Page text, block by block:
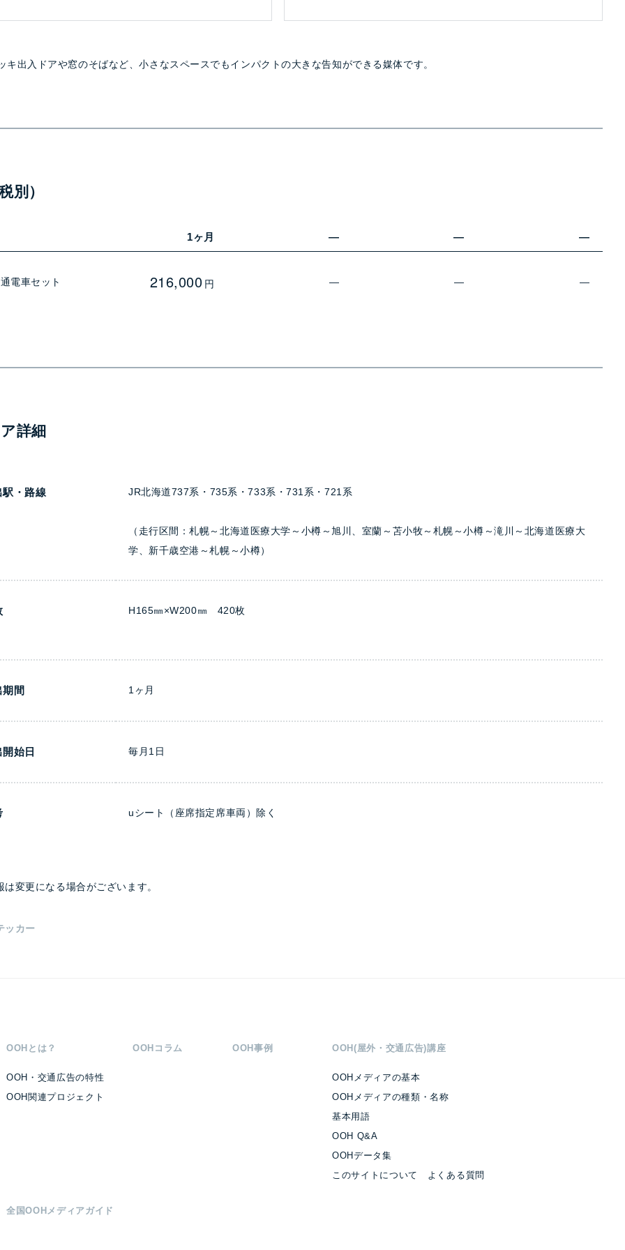
キ出入ドアや窓のそばなど、小さなスペースでもインパクトの大きな告知ができる媒体です。
別）
1ヶ月 — — —
電車セット 216,000 円 — — —
詳細
駅・路線 JR北海道737系・735系・733系・731系・721系
（走行区間：札幌～北海道医療大学～小樽～旭川、室蘭～苫小牧～札幌～小樽～滝川～北海道医療大
学、新千歳空港～札幌～小樽）
H165㎜×W200㎜ 420枚
間 1ヶ月
始日 毎月1日
uシート（座席指定席車両）除く
は変更になる場合がございます。
カー
OOHとは？
OOH・交通広告の特性
OOH関連プロジェクト
OOHコラム OOH事例 OOH(屋外・交通広告)講座
OOHメディアの基本
OOHメディアの種類・名称
基本用語
OOH Q&A
OOHデータ集
このサイトについて よくある質問
全国OOHメディアガイド